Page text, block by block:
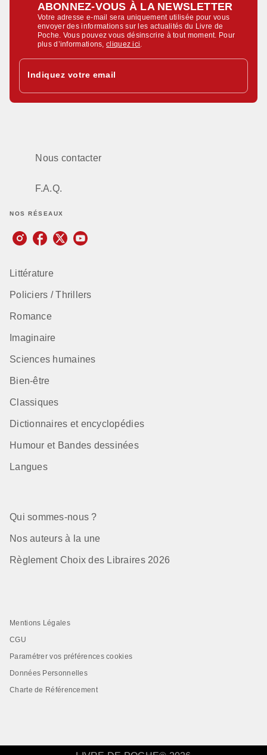
ABONNEZ-VOUS À LA NEWSLETTER
Votre adresse e-mail sera uniquement utilisée pour vous
envoyer des informations sur les actualités du Livre de
Poche. Vous pouvez vous désinscrire à tout moment. Pour
plus d’informations,cliquez ici.
Indiquez votre email
Nous contacter
F.A.Q.
NOS RÉSEAUX
Littérature
Policiers / Thrillers
Romance
Imaginaire
Sciences humaines
Bien-être
Classiques
Dictionnaires et encyclopédies
Humour et Bandes dessinées
Langues
Qui sommes-nous ?
Nos auteurs à la une
Règlement Choix des Libraires 2026
Mentions Légales
CGU
Paramétrer vos préférences cookies
Données Personnelles
Charte de Référencement